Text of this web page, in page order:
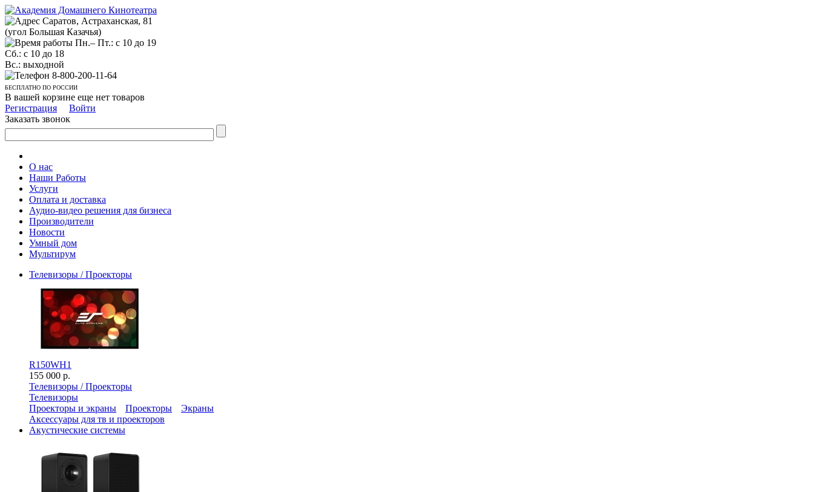
Саратов, Астраханская, 81
(угол Большая Казачья)
Пн.– Пт.: с 10 до 19
Сб.: с 10 до 18
Вс.: выходной
8-800-200-11-64
БЕСПЛАТНО ПО РОССИИ
В вашей корзине еще нет товаров
Регистрация
Войти
Заказать звонок
О нас
Наши Работы
Услуги
Оплата и доставка
Аудио-видео решения для бизнеса
Производители
Новости
Умный дом
Мультирум
Телевизоры / Проекторы
R150WH1
155 000 р.
Телевизоры / Проекторы
Телевизоры
Проекторы и экраны
Проекторы
Экраны
Аксессуары для тв и проекторов
Акустические системы